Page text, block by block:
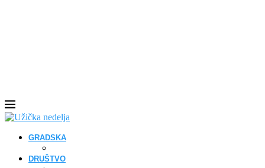
GRADSKA
DRUŠTVO